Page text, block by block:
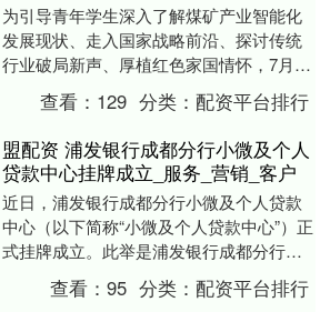
为引导青年学生深入了解煤矿产业智能化
发展现状、走入国家战略前沿、探讨传统
行业破局新声、厚植红色家国情怀，7月22
日至24日，软件学院“破局·新声”暑期社会
实践队....
查看： 129 分类：配资平台排行
盟配资 浦发银行成都分行小微及个人
贷款中心挂牌成立_服务_营销_客户
近日，浦发银行成都分行小微及个人贷款
中心（以下简称“小微及个人贷款中心”）正
式挂牌成立。此举是浦发银行成都分行深
入践行“金融为民”理念，深刻把握金融工作
的政治性....
查看：95 分类：配资平台排行